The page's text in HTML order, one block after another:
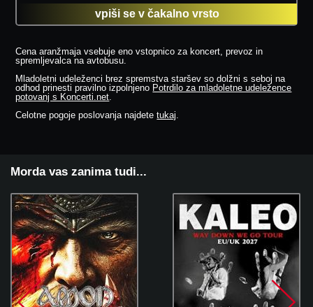
vpiši se v čakalno vrsto
Cena aranžmaja vsebuje eno vstopnico za koncert, prevoz in
spremljevalca na avtobusu.
Mladoletni udeleženci brez spremstva staršev so dolžni s seboj na
odhod prinesti pravilno izpolnjeno Potrdilo za mladoletne udeležence
potovanj s Koncerti.net.
Celotne pogoje poslovanja najdetetukaj.
Morda vas zanima tudi...